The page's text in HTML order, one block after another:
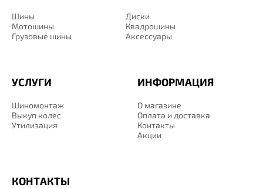
Шины
Диски
Мотошины
Квадрошины
Грузовые шины
Аксессуары
ИНФОРМАЦИЯ
О магазине
Оплата и доставка
Контакты
Акции
УСЛУГИ
Шиномонтаж
Выкуп колес
Утилизация
КОНТАКТЫ